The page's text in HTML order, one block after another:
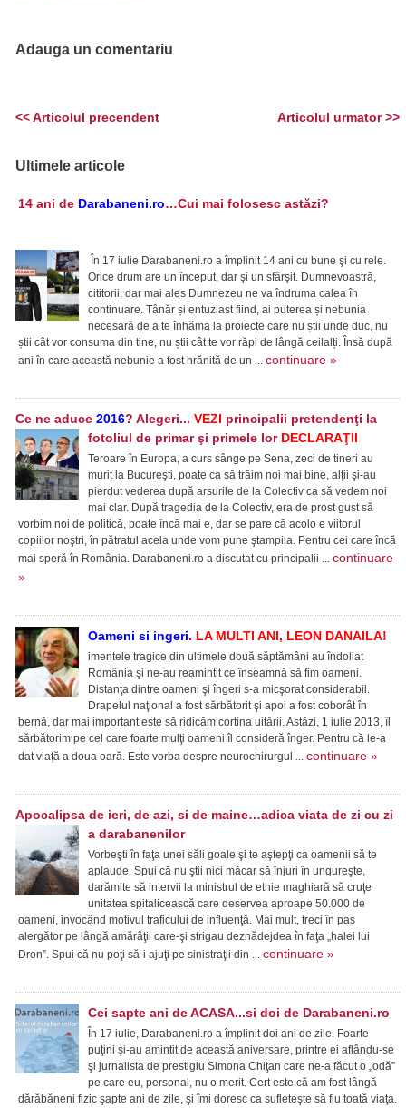
Adauga un comentariu
Articolul urmator >>
<< Articolul precendent
Ultimele articole
14 ani de Darabaneni.ro…Cui mai folosesc astăzi?
În 17 iulie Darabaneni.ro a împlinit 14 ani cu bune şi cu rele.
Orice drum are un început, dar şi un sfârşit. Dumnevoastră,
cititorii, dar mai ales Dumnezeu ne va îndruma calea în
continuare. Tânăr și entuziast fiind, ai puterea și nebunia
necesară de a te înhăma la proiecte care nu știi unde duc, nu
știi cât vor consuma din tine, nu știi cât te vor răpi de lângă ceilalți. Însă după
ani în care această nebunie a fost hrănită de un ... continuare »
Ce ne aduce 2016? Alegeri... VEZI principalii pretendenţi la
fotoliul de primar şi primele lor DECLARAŢII
Teroare în Europa, a curs sânge pe Sena, zeci de tineri au
murit la Bucureşti, poate ca să trăim noi mai bine, alţii şi-au
pierdut vederea după arsurile de la Colectiv ca să vedem noi
mai clar. După tragedia de la Colectiv, era de prost gust să
vorbim noi de politică, poate încă mai e, dar se pare că acolo e viitorul
copiilor noştri, în pătratul acela unde vom pune ştampila. Pentru cei care încă
mai speră în România. Darabaneni.ro a discutat cu principalii ... continuare
»
Oameni si ingeri. LA MULTI ANI, LEON DANAILA!
imentele tragice din ultimele două săptămâni au îndoliat
România şi ne-au reamintit ce înseamnă să fim oameni.
Distanţa dintre oameni şi îngeri s-a micşorat considerabil.
Drapelul naţional a fost sărbătorit şi apoi a fost coborât în
bernă, dar mai important este să ridicăm cortina uitării. Astăzi, 1 iulie 2013, îl
sărbătorim pe cel care foarte mulţi oameni îl consideră înger. Pentru că le-a
dat viaţă a doua oară. Este vorba despre neurochirurgul ... continuare »
Apocalipsa de ieri, de azi, si de maine…adica viata de zi cu zi
a darabanenilor
Vorbeşti în faţa unei săli goale şi te aştepţi ca oamenii să te
aplaude. Spui că nu ştii nici măcar să înjuri în ungureşte,
darămite să intervii la ministrul de etnie maghiară să cruţe
unitatea spitalicească care deservea aproape 50.000 de
oameni, invocând motivul traficului de influenţă. Mai mult, treci în pas
alergător pe lângă amărâţii care-şi strigau deznădejdea în faţa „halei lui
Dron”. Spui că nu poţi să-i ajuţi pe sinistraţii din ... continuare »
Cei sapte ani de ACASA...si doi de Darabaneni.ro
În 17 iulie, Darabaneni.ro a împlinit doi ani de zile. Foarte
puţini şi-au amintit de această aniversare, printre ei aflându-se
şi jurnalista de prestigiu Simona Chiţan care ne-a făcut o „odă”
pe care eu, personal, nu o merit. Cert este că am fost lângă
dărăbăneni fizic şapte ani de zile, şi îmi doresc ca sufleteşte să fiu toată viaţa.